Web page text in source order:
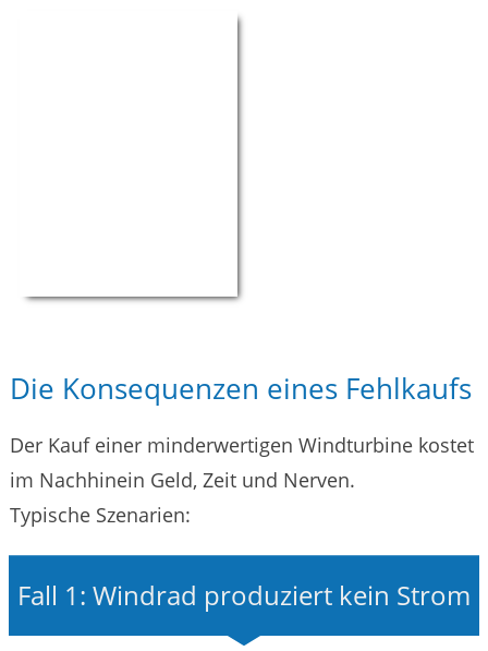
Die Konsequenzen eines Fehlkaufs
Der Kauf einer minderwertigen Windturbine kostet
im Nachhinein Geld, Zeit und Nerven.
Typische Szenarien:
Fall 1: Windrad produziert kein Strom